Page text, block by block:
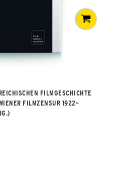
FILMGESCHICHTE
FILMZENSUR 1922–